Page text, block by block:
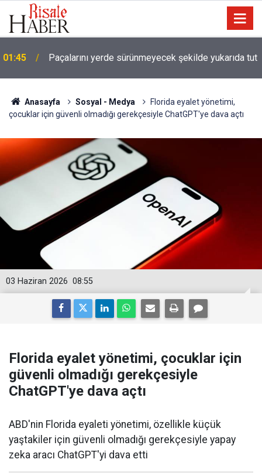
01:45 Paçalarını yerde sürünmeyecek şekilde yukarıda tut
Anasayfa Sosyal - Medya
Florida eyalet yönetimi,
çocuklar için güvenli olmadığı gerekçesiyle ChatGPT'ye dava açtı
08:55
03 Haziran 2026
Florida eyalet yönetimi, çocuklar için
güvenli olmadığı gerekçesiyle
ChatGPT'ye dava açtı
ABD'nin Florida eyaleti yönetimi, özellikle küçük
yaştakiler için güvenli olmadığı gerekçesiyle yapay
zeka aracı ChatGPT'yi dava etti